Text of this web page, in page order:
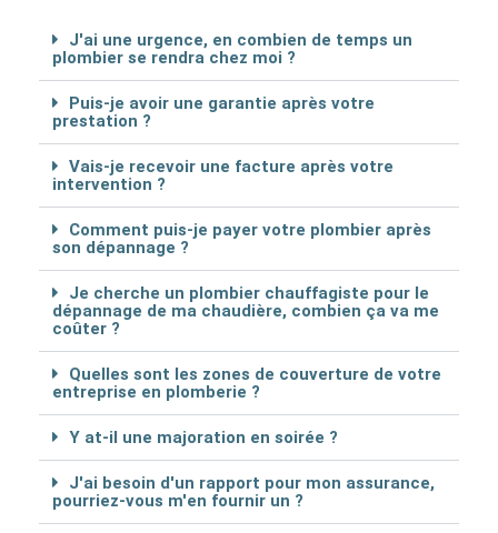
J'ai une urgence, en combien de temps un
plombier se rendra chez moi ?
Puis-je avoir une garantie après votre
prestation ?
Vais-je recevoir une facture après votre
intervention ?
Comment puis-je payer votre plombier après
son dépannage ?
Je cherche un plombier chauffagiste pour le
dépannage de ma chaudière, combien ça va me
coûter ?
Quelles sont les zones de couverture de votre
entreprise en plomberie ?
Y at-il une majoration en soirée ?
J'ai besoin d'un rapport pour mon assurance,
pourriez-vous m'en fournir un ?